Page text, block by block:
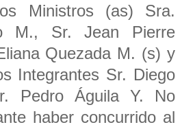
Ministros (as) Sra.
M., Sr. Jean Pierre
Quezada M. (s) y
Integrantes Sr. Diego
Pedro Águila Y. No
haber concurrido al